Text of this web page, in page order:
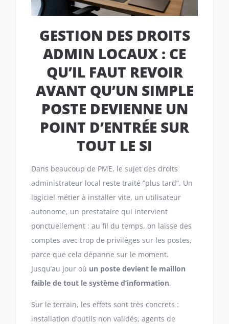
GESTION DES DROITS
ADMIN LOCAUX : CE
QU’IL FAUT REVOIR
AVANT QU’UN SIMPLE
POSTE DEVIENNE UN
POINT D’ENTRÉE SUR
TOUT LE SI
Dans beaucoup de PME, le sujet des droits
administrateur local reste traité “plus tard”. Un
logiciel métier à installer vite, un utilisateur
autonome, un prestataire qui intervient
ponctuellement : au fil du temps, on laisse des
comptes avec trop de privilèges sur les postes,
parce que cela dépanne sur le moment.
Jusqu’au jour où un poste devient le maillon
faible de tout le système d’information.
Sur le terrain, les effets sont très concrets :
installation d’outils non validés, agents de